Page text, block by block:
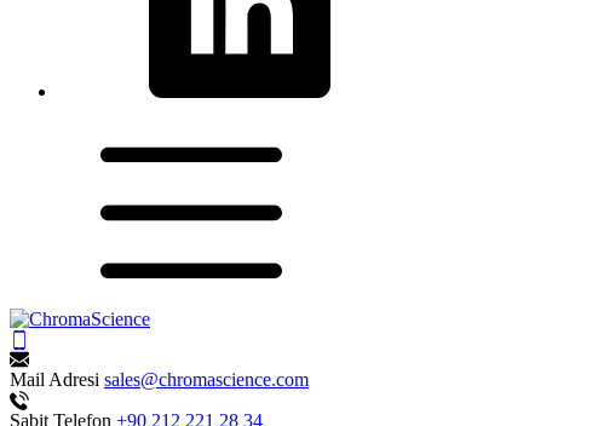
Mail Adresi sales@chromascience.com
Sabit Telefon +90 212 221 28 34